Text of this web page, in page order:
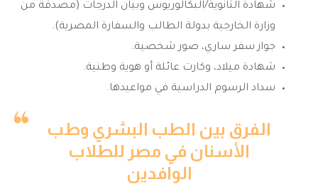
شهادة الثانوية/البكالوريوس وبيان الدرجات (مصدقة من
وزارة الخارجية بدولة الطالب والسفارة المصرية).
جواز سفر ساري، صور شخصية.
شهادة ميلاد، وكارت عائلة أو هوية وطنية.
سداد الرسوم الدراسية في مواعيدها.
الفرق بين الطب البشري وطب
الأسنان في مصر للطلاب
الوافدين